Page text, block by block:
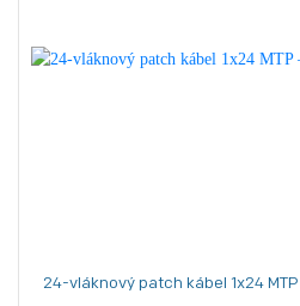
24-vláknový patch kábel 1x24 MTP